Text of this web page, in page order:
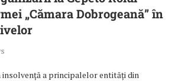
„Cămara Dobrogeană” în
a principalelor entități din